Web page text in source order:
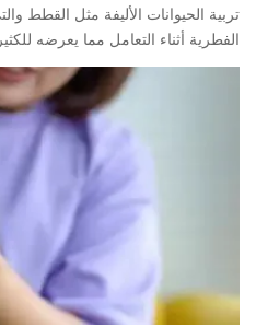
تربية الحيوانات الأليفة مثل القطط
الفطرية أثناء التعامل مما يعرضه